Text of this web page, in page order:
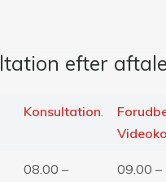
efter aftale
Konsultation.
08.00 –
09.00 –